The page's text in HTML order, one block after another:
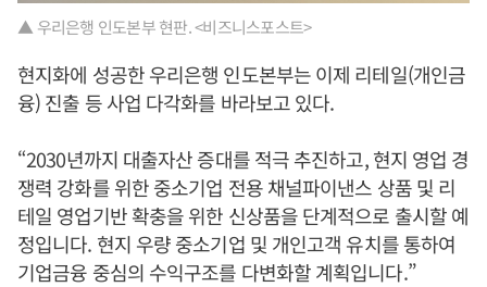
▲ 우리은행 인도본부 현판. <비즈니스포스트>
현지화에 성공한 우리은행 인도본부는 이제 리테일(개인금
융) 진출 등 사업 다각화를 바라보고 있다.
“2030년까지 대출자산 증대를 적극 추진하고, 현지 영업 경
쟁력 강화를 위한 중소기업 전용 채널파이낸스 상품 및 리
테일 영업기반 확충을 위한 신상품을 단계적으로 출시할 예
정입니다. 현지 우량 중소기업 및 개인고객 유치를 통하여
기업금융 중심의 수익구조를 다변화할 계획입니다.”